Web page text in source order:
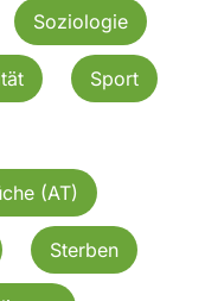
Soziologie
Sport
(AT)
Sterben